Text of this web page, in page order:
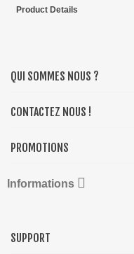
Product Details
QUI SOMMES NOUS ?
CONTACTEZ NOUS !
PROMOTIONS
Informations 
SUPPORT